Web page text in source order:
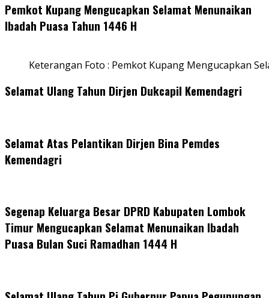
Pemkot Kupang Mengucapkan Selamat Menunaikan
Ibadah Puasa Tahun 1446 H
Keterangan Foto : Pemkot Kupang Mengucapkan
Selamat Ulang Tahun Dirjen Dukcapil Kemendagri
Selamat Atas Pelantikan Dirjen Bina Pemdes
Kemendagri
Segenap Keluarga Besar DPRD Kabupaten Lombok
Timur Mengucapkan Selamat Menunaikan Ibadah
Puasa Bulan Suci Ramadhan 1444 H